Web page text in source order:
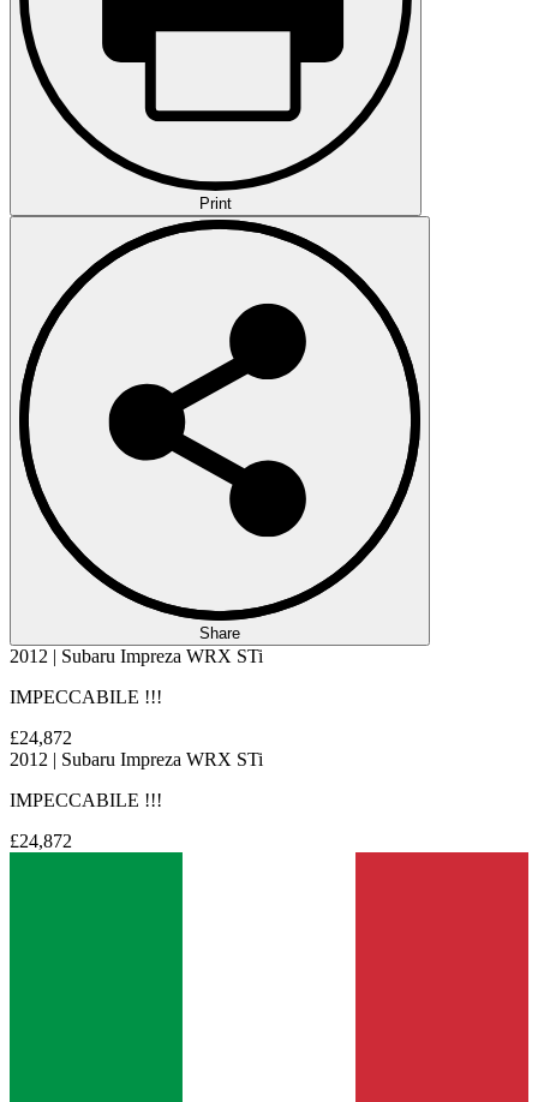
Print
Share
2012 | Subaru Impreza WRX STi
IMPECCABILE !!!
£24,872
2012 | Subaru Impreza WRX STi
IMPECCABILE !!!
£24,872